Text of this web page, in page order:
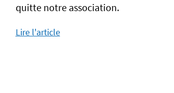
quitte notre association.
Lire l'article